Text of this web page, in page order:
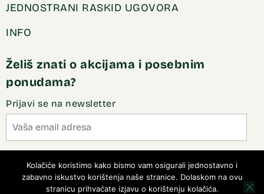
JEDNOSTRANI RASKID UGOVORA
INFO
Želiš znati o akcijama i posebnim
ponudama?
Prijavi se na newsletter
Kolačiće koristimo kako bismo vam osigurali jednostavno i
zabavno iskustvo korištenja naše stranice. Dolaskom na ovu
stranicu prihvaćate izjavu o korištenju kolačića.